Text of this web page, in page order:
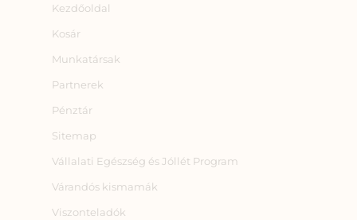
Kezdőoldal
Kosár
Munkatársak
Partnerek
Pénztár
Sitemap
Vállalati Egészség és Jóllét Program
Várandós kismamák
Viszonteladók